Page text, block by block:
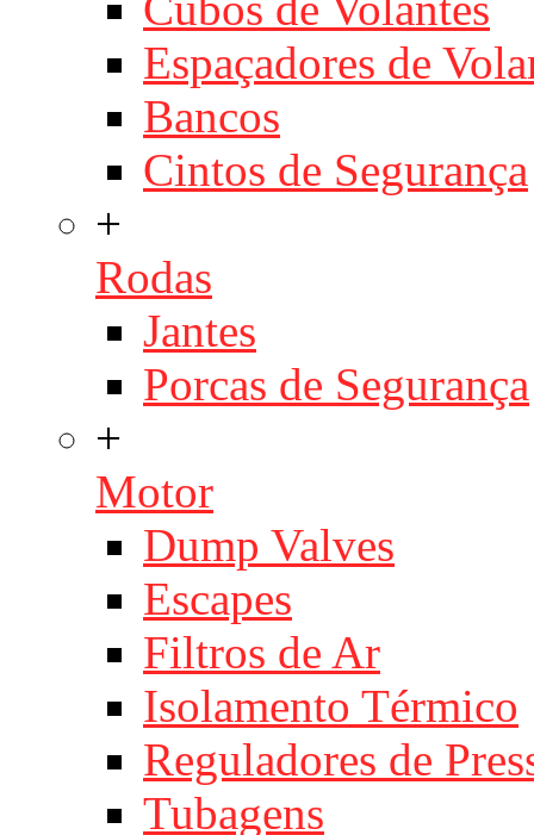
Espaçadores de
Bancos
Cintos de Segurança
+
Rodas
Jantes
Porcas de Segurança
+
Motor
Dump Valves
Escapes
Filtros de Ar
Isolamento Térmico
Reguladores de
Tubagens